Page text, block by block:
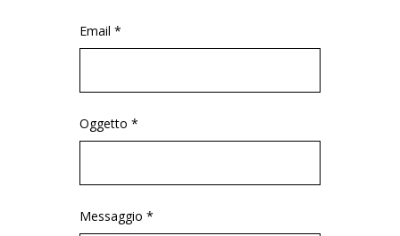
Email *
Oggetto *
Messaggio *